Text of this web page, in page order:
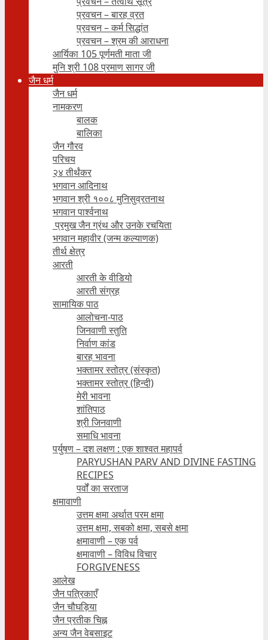
प्रवचन – बारह व्रत
प्रवचन – कर्म सिद्धांत
प्रवचन – श्रम की आराधना
आर्यिका 105 पूर्णमती माता जी
मुनि श्री 108 प्रमाण सागर जी
जैन धर्म
जैन धर्म
नामकरण
बालक
बालिका
जैन गौरव
परिचय
२४ तीर्थंकर
भगवान आदिनाथ
भगवान श्री १००८ मुनिसुव्रतनाथ
भगवान पार्श्वनाथ
प्रमुख जैन ग्रंथ और उनके रचयिता
भगवान महावीर (जन्म कल्याणक)
तीर्थ क्षेत्र
आरती
आरती के वीडियो
आरती संग्रह
सामायिक पाठ
आलोचना-पाठ
जिनवाणी स्तुति
निर्वाण कांड
बारह भावना
भक्तामर स्तोत्र (संस्कृत)
भक्तामर स्तोत्र (हिन्दी)
मेरी भावना
शांतिपाठ
श्री जिनवाणी
समाधि भावना
पर्युषण – दश लक्षण : एक शाश्वत महापर्व
PARYUSHAN PARV AND DIVINE FASTING
RECIPES
पर्वों का सरताज
क्षमावाणी
उत्तम क्षमा अर्थात परम क्षमा
उत्तम क्षमा, सबको क्षमा, सबसे क्षमा
क्षमावाणी – एक पर्व
क्षमावाणी – विविध विचार
FORGIVENESS
आलेख
जैन पत्रिकाएँ
जैन चौघड़िया
जैन प्रतीक चिह्न
अन्य जैन वेबसाइट